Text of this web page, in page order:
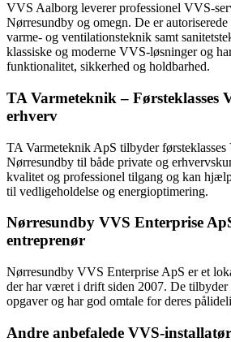
VVS Aalborg leverer professionel VVS-
Nørresundby og omegn. De er
varme- og ventilationsteknik samt
klassiske og moderne VVS-løsninger og
funktionalitet, sikkerhed og holdbarhed.
TA Varmeteknik – Førsteklasses
erhverv
TA Varmeteknik ApS tilbyder
Nørresundby til både private og
kvalitet og professionel tilgang og kan
til vedligeholdelse og energioptimering.
Nørresundby VVS Enterprise
entreprenør
Nørresundby VVS Enterprise ApS er et
der har været i drift siden 2007. De
opgaver og har god omtale for deres
Andre anbefalede VVS-